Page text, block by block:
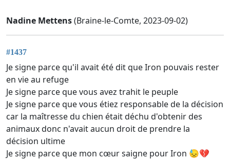
Nadine Mettens(Braine-le-Comte, 2023-09-02)
#1437
Je signe parce qu'il avait été dit que Iron pouvais rester
en vie au refuge
Je signe parce que vous avez trahit le peuple
Je signe parce que vous étiez responsable de la décision
car la maîtresse du chien était déchu d'obtenir des
animaux donc n'avait aucun droit de prendre la
décision ultime
Je signe parce que mon cœur saigne pour Iron 😓💔